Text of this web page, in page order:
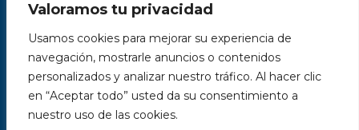
Valoramos tu privacidad
Usamos cookies para mejorar su experiencia de
navegación, mostrarle anuncios o contenidos
personalizados y analizar nuestro tráfico. Al hacer clic
en “Aceptar todo” usted da su consentimiento a
nuestro uso de las cookies.
Nosotros
Contacto
Páginas legales
Kit Digital